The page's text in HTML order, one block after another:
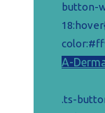
button-
A-
.ts-